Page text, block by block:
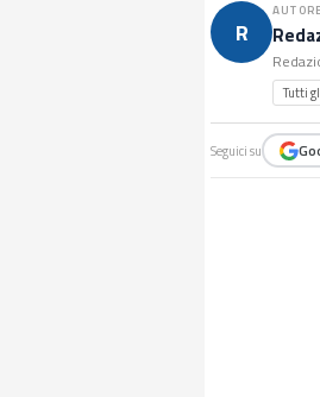
R
AUTORE
Tutti
Seguici su